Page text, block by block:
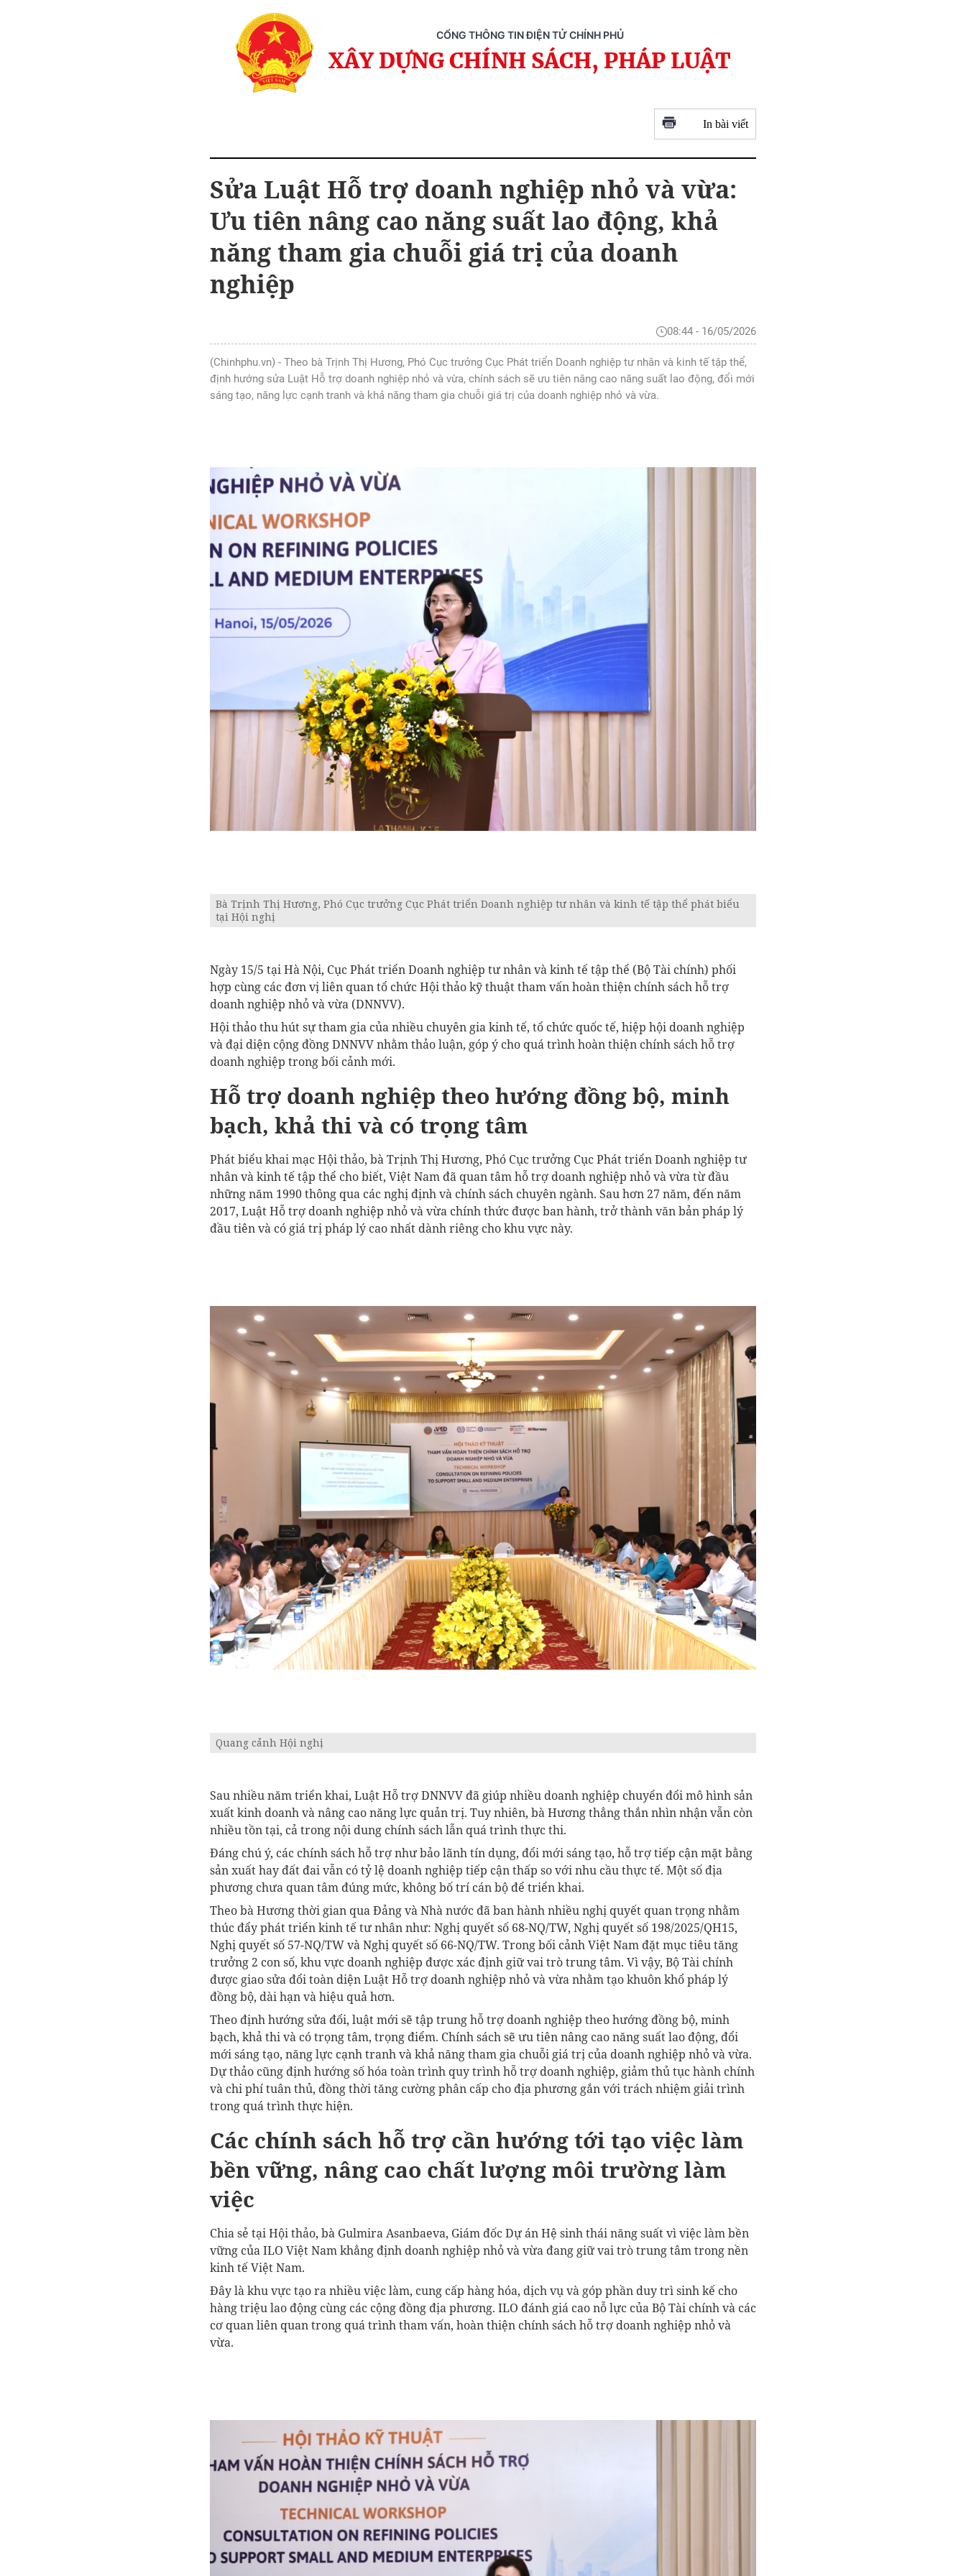
CỔNG THÔNG TIN ĐIỆN TỬ CHÍNH PHỦ
XÂY DỰNG CHÍNH SÁCH, PHÁP LUẬT
In bài viết
Sửa Luật Hỗ trợ doanh nghiệp nhỏ và vừa:
Ưu tiên nâng cao năng suất lao động, khả
năng tham gia chuỗi giá trị của doanh
nghiệp
08:44 - 16/05/2026
(Chinhphu.vn) - Theo bà Trịnh Thị Hương, Phó Cục trưởng Cục Phát triển Doanh nghiệp tư nhân và kinh tế tập thể,
định hướng sửa Luật Hỗ trợ doanh nghiệp nhỏ và vừa, chính sách sẽ ưu tiên nâng cao năng suất lao động, đổi mới
sáng tạo, năng lực cạnh tranh và khả năng tham gia chuỗi giá trị của doanh nghiệp nhỏ và vừa.
Bà Trịnh Thị Hương, Phó Cục trưởng Cục Phát triển Doanh nghiệp tư nhân và kinh tế tập thể phát biểu
tại Hội nghị
Ngày 15/5 tại Hà Nội, Cục Phát triển Doanh nghiệp tư nhân và kinh tế tập thể (Bộ Tài chính) phối
hợp cùng các đơn vị liên quan tổ chức Hội thảo kỹ thuật tham vấn hoàn thiện chính sách hỗ trợ
doanh nghiệp nhỏ và vừa (DNNVV).
Hội thảo thu hút sự tham gia của nhiều chuyên gia kinh tế, tổ chức quốc tế, hiệp hội doanh nghiệp
và đại diện cộng đồng DNNVV nhằm thảo luận, góp ý cho quá trình hoàn thiện chính sách hỗ trợ
doanh nghiệp trong bối cảnh mới.
Hỗ trợ doanh nghiệp theo hướng đồng bộ, minh
bạch, khả thi và có trọng tâm
Phát biểu khai mạc Hội thảo, bà Trịnh Thị Hương, Phó Cục trưởng Cục Phát triển Doanh nghiệp tư
nhân và kinh tế tập thể cho biết, Việt Nam đã quan tâm hỗ trợ doanh nghiệp nhỏ và vừa từ đầu
những năm 1990 thông qua các nghị định và chính sách chuyên ngành. Sau hơn 27 năm, đến năm
2017, Luật Hỗ trợ doanh nghiệp nhỏ và vừa chính thức được ban hành, trở thành văn bản pháp lý
đầu tiên và có giá trị pháp lý cao nhất dành riêng cho khu vực này.
Quang cảnh Hội nghị
Sau nhiều năm triển khai, Luật Hỗ trợ DNNVV đã giúp nhiều doanh nghiệp chuyển đổi mô hình sản
xuất kinh doanh và nâng cao năng lực quản trị. Tuy nhiên, bà Hương thẳng thắn nhìn nhận vẫn còn
nhiều tồn tại, cả trong nội dung chính sách lẫn quá trình thực thi.
Đáng chú ý, các chính sách hỗ trợ như bảo lãnh tín dụng, đổi mới sáng tạo, hỗ trợ tiếp cận mặt bằng
sản xuất hay đất đai vẫn có tỷ lệ doanh nghiệp tiếp cận thấp so với nhu cầu thực tế. Một số địa
phương chưa quan tâm đúng mức, không bố trí cán bộ để triển khai.
Theo bà Hương thời gian qua Đảng và Nhà nước đã ban hành nhiều nghị quyết quan trọng nhằm
thúc đẩy phát triển kinh tế tư nhân như: Nghị quyết số 68-NQ/TW, Nghị quyết số 198/2025/QH15,
Nghị quyết số 57-NQ/TW và Nghị quyết số 66-NQ/TW. Trong bối cảnh Việt Nam đặt mục tiêu tăng
trưởng 2 con số, khu vực doanh nghiệp được xác định giữ vai trò trung tâm. Vì vậy, Bộ Tài chính
được giao sửa đổi toàn diện Luật Hỗ trợ doanh nghiệp nhỏ và vừa nhằm tạo khuôn khổ pháp lý
đồng bộ, dài hạn và hiệu quả hơn.
Theo định hướng sửa đổi, luật mới sẽ tập trung hỗ trợ doanh nghiệp theo hướng đồng bộ, minh
bạch, khả thi và có trọng tâm, trọng điểm. Chính sách sẽ ưu tiên nâng cao năng suất lao động, đổi
mới sáng tạo, năng lực cạnh tranh và khả năng tham gia chuỗi giá trị của doanh nghiệp nhỏ và vừa.
Dự thảo cũng định hướng số hóa toàn trình quy trình hỗ trợ doanh nghiệp, giảm thủ tục hành chính
và chi phí tuân thủ, đồng thời tăng cường phân cấp cho địa phương gắn với trách nhiệm giải trình
trong quá trình thực hiện.
Các chính sách hỗ trợ cần hướng tới tạo việc làm
bền vững, nâng cao chất lượng môi trường làm
việc
Chia sẻ tại Hội thảo, bà Gulmira Asanbaeva, Giám đốc Dự án Hệ sinh thái năng suất vì việc làm bền
vững của ILO Việt Nam khẳng định doanh nghiệp nhỏ và vừa đang giữ vai trò trung tâm trong nền
kinh tế Việt Nam.
Đây là khu vực tạo ra nhiều việc làm, cung cấp hàng hóa, dịch vụ và góp phần duy trì sinh kế cho
hàng triệu lao động cùng các cộng đồng địa phương. ILO đánh giá cao nỗ lực của Bộ Tài chính và các
cơ quan liên quan trong quá trình tham vấn, hoàn thiện chính sách hỗ trợ doanh nghiệp nhỏ và
vừa.